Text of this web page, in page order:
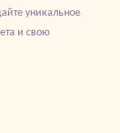
уникальное
и свою